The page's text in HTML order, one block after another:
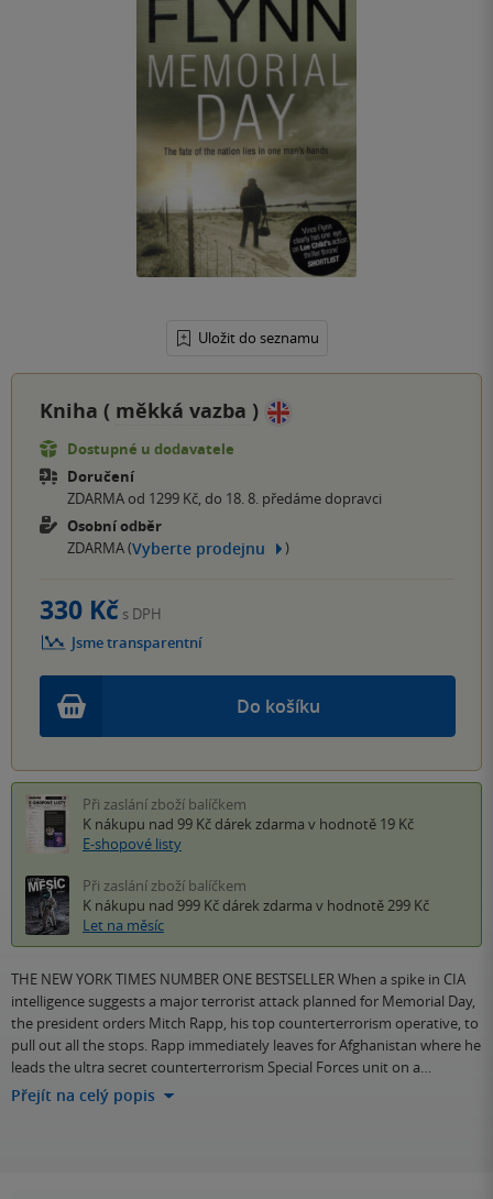
Uložit do seznamu
Kniha ( měkká vazba )
Dostupné u dodavatele
Doručení
ZDARMA od 1299 Kč, do 18. 8. předáme dopravci
Osobní odběr
ZDARMA (Vyberte prodejnu )
Do košíku
330 Kč s DPH
Jsme transparentní
Při zaslání zboží balíčkem
K nákupu nad 99 Kč dárek zdarma v hodnotě 19 Kč
E-shopové listy
Při zaslání zboží balíčkem
K nákupu nad 999 Kč dárek zdarma v hodnotě 299 Kč
Let na měsíc
THE NEW YORK TIMES NUMBER ONE BESTSELLER When a spike in CIA
intelligence suggests a major terrorist attack planned for Memorial Day,
the president orders Mitch Rapp, his top counterterrorism operative, to
pull out all the stops. Rapp immediately leaves for Afghanistan where he
leads the ultra secret counterterrorism Special Forces unit on a…
Přejít na celý popis